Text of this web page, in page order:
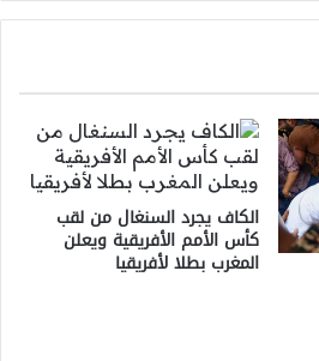
الكاف يجرد السنغال من لقب
كأس الأمم الأفريقية ويعلن
المغرب بطلا لأفريقيا